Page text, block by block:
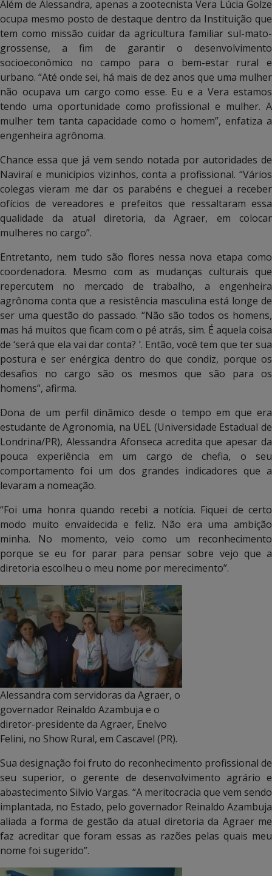
Além de Alessandra, apenas a zootecnista Vera Lúcia Golze
ocupa mesmo posto de destaque dentro da Instituição que
tem como missão cuidar da agricultura familiar sul-mato-
grossense, a fim de garantir o desenvolvimento
socioeconômico no campo para o bem-estar rural e
urbano. “Até onde sei, há mais de dez anos que uma mulher
não ocupava um cargo como esse. Eu e a Vera estamos
tendo uma oportunidade como profissional e mulher. A
mulher tem tanta capacidade como o homem”, enfatiza a
engenheira agrônoma.
Chance essa que já vem sendo notada por autoridades de
Naviraí e municípios vizinhos, conta a profissional. “Vários
colegas vieram me dar os parabéns e cheguei a receber
ofícios de vereadores e prefeitos que ressaltaram essa
qualidade da atual diretoria, da Agraer, em colocar
mulheres no cargo”.
Entretanto, nem tudo são flores nessa nova etapa como
coordenadora. Mesmo com as mudanças culturais que
repercutem no mercado de trabalho, a engenheira
agrônoma conta que a resistência masculina está longe de
ser uma questão do passado. “Não são todos os homens,
mas há muitos que ficam com o pé atrás, sim. É aquela coisa
de ‘será que ela vai dar conta? ’. Então, você tem que ter sua
postura e ser enérgica dentro do que condiz, porque os
desafios no cargo são os mesmos que são para os
homens”, afirma.
Dona de um perfil dinâmico desde o tempo em que era
estudante de Agronomia, na UEL (Universidade Estadual de
Londrina/PR), Alessandra Afonseca acredita que apesar da
pouca experiência em um cargo de chefia, o seu
comportamento foi um dos grandes indicadores que a
levaram a nomeação.
“Foi uma honra quando recebi a notícia. Fiquei de certo
modo muito envaidecida e feliz. Não era uma ambição
minha. No momento, veio como um reconhecimento
porque se eu for parar para pensar sobre vejo que a
diretoria escolheu o meu nome por merecimento”.
Alessandra com servidoras da Agraer, o
governador Reinaldo Azambuja e o
diretor-presidente da Agraer, Enelvo
Felini, no Show Rural, em Cascavel (PR).
Sua designação foi fruto do reconhecimento profissional de
seu superior, o gerente de desenvolvimento agrário e
abastecimento Silvio Vargas. “A meritocracia que vem sendo
implantada, no Estado, pelo governador Reinaldo Azambuja
aliada a forma de gestão da atual diretoria da Agraer me
faz acreditar que foram essas as razões pelas quais meu
nome foi sugerido”.